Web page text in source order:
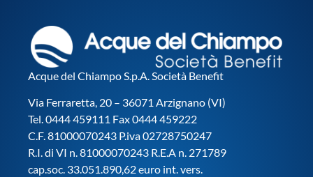
Acque del Chiampo S.p.A. Società Benefit
Via Ferraretta, 20 – 36071 Arzignano (VI)
Tel. 0444 459111 Fax 0444 459222
C.F. 81000070243 P.iva 02728750247
R.I. di VI n. 81000070243 R.E.A n. 271789
cap.soc. 33.051.890,62 euro int. vers.